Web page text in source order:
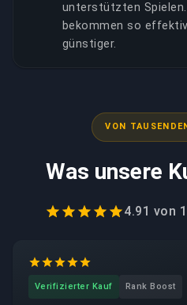
unterstützten
bekommen so
günstiger.
VON
Was unsere
4.91 von
Verifizierter Kauf Rank Boost